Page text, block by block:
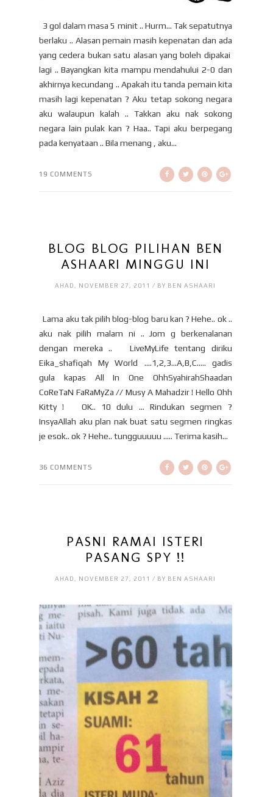
3 gol dalam masa 5 minit .. Hurm… Tak sepatutnya
berlaku .. Alasan pemain masih kepenatan dan ada
yang cedera bukan satu alasan yang boleh dipakai
lagi .. Bayangkan kita mampu mendahului 2-0 dan
akhirnya kecundang .. Apakah itu tanda pemain kita
masih lagi kepenatan ? Aku tetap sokong negara
aku walaupun kalah .. Takkan aku nak sokong
negara lain pulak kan ? Haa.. Tapi aku berpegang
pada kenyataan .. Bila menang , aku...
19 COMMENTS
BLOG BLOG PILIHAN BEN
ASHAARI MINGGU INI
AHAD, NOVEMBER 27, 2011 / BY BEN ASHAARI
Lama aku tak pilih blog-blog baru kan ? Hehe.. ok ..
aku nak pilih malam ni .. Jom g berkenalanan
dengan mereka .. LiveMyLife tentang diriku
Eika_shafiqah My World ....1,2,3...A,B,C..... gadis
gula kapas All In One OhhSyahirahShaadan
CoReTaN FaRaMyZa // Musy A Mahadzir ! Hello Ohh
Kitty ! OK.. 10 dulu … Rindukan segmen ?
InsyaAllah aku plan nak buat satu segmen ringkas
je esok.. ok ? Hehe.. tungguuuuu ….. Terima kasih...
36 COMMENTS
PASNI RAMAI ISTERI
PASANG SPY !!
AHAD, NOVEMBER 27, 2011 / BY BEN ASHAARI